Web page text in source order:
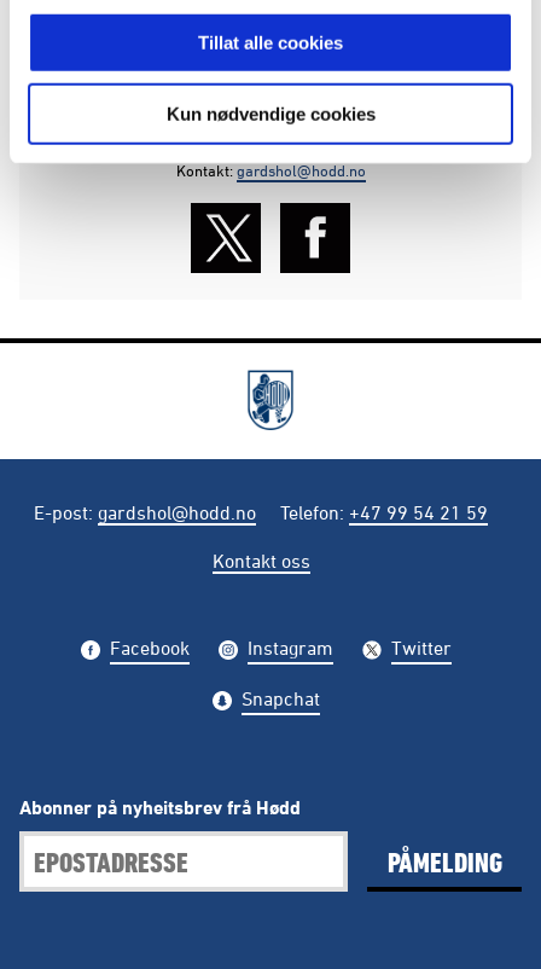
Tillat alle cookies
Kun nødvendige cookies
Publisert: 07.01.2025
Skrive av: Andre Garshol
Kontakt:gardshol@hodd.no
E-post: gardshol@hodd.no Telefon: +47 99 54 21 59
Kontakt oss
Facebook Instagram Twitter
Snapchat
Abonner på nyheitsbrev frå Hødd
PÅMELDING